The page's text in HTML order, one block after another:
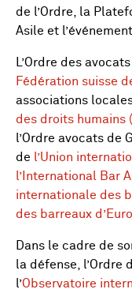
de l’Ordre, la
Asile et
L’Ordre des
Fédération suisse
associations
des droits humains
l’Ordre avocats de
de
l’Union
l’International Bar
internationale des
des barreaux
Dans le cadre de
la défense, l’Ordre
l’Observatoire